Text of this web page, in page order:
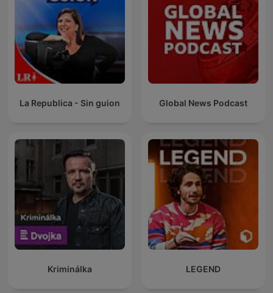
La Republica - Sin guion Global News Podcast
Kriminálka LEGEND